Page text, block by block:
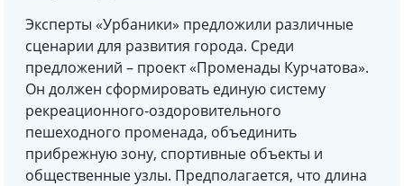
Эксперты «Урбаники» предложили различные
сценарии для развития города. Среди
предложений – проект «Променады Курчатова».
Он должен сформировать единую систему
рекреационного-оздоровительного
пешеходного променада, объединить
прибрежную зону, спортивные объекты и
общественные узлы. Предполагается, что длина